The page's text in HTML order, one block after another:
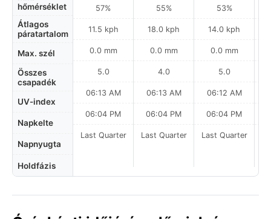
hőmérséklet
Átlagos
páratartalom
Max. szél
Összes
csapadék
UV-index
Napkelte
Napnyugta
Holdfázis
57%
11.5 kph
0.0 mm
5.0
06:13 AM
06:04 PM
Last Quarter
55%
18.0 kph
0.0 mm
4.0
06:13 AM
06:04 PM
Last Quarter
53%
14.0 kph
0.0 mm
5.0
06:12 AM
06:04 PM
Last Quarter